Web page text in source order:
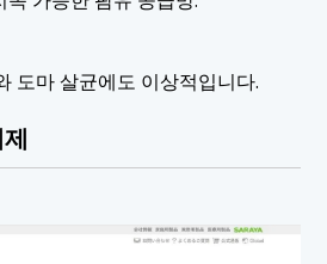
도마 살균에도 이상적입니다.